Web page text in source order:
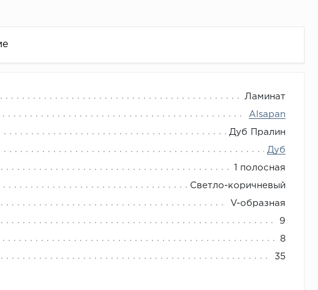
Ламинат
Alsapan
Дуб Пралин
Дуб
1 полосная
Светло-коричневый
V-образная
9
8
35